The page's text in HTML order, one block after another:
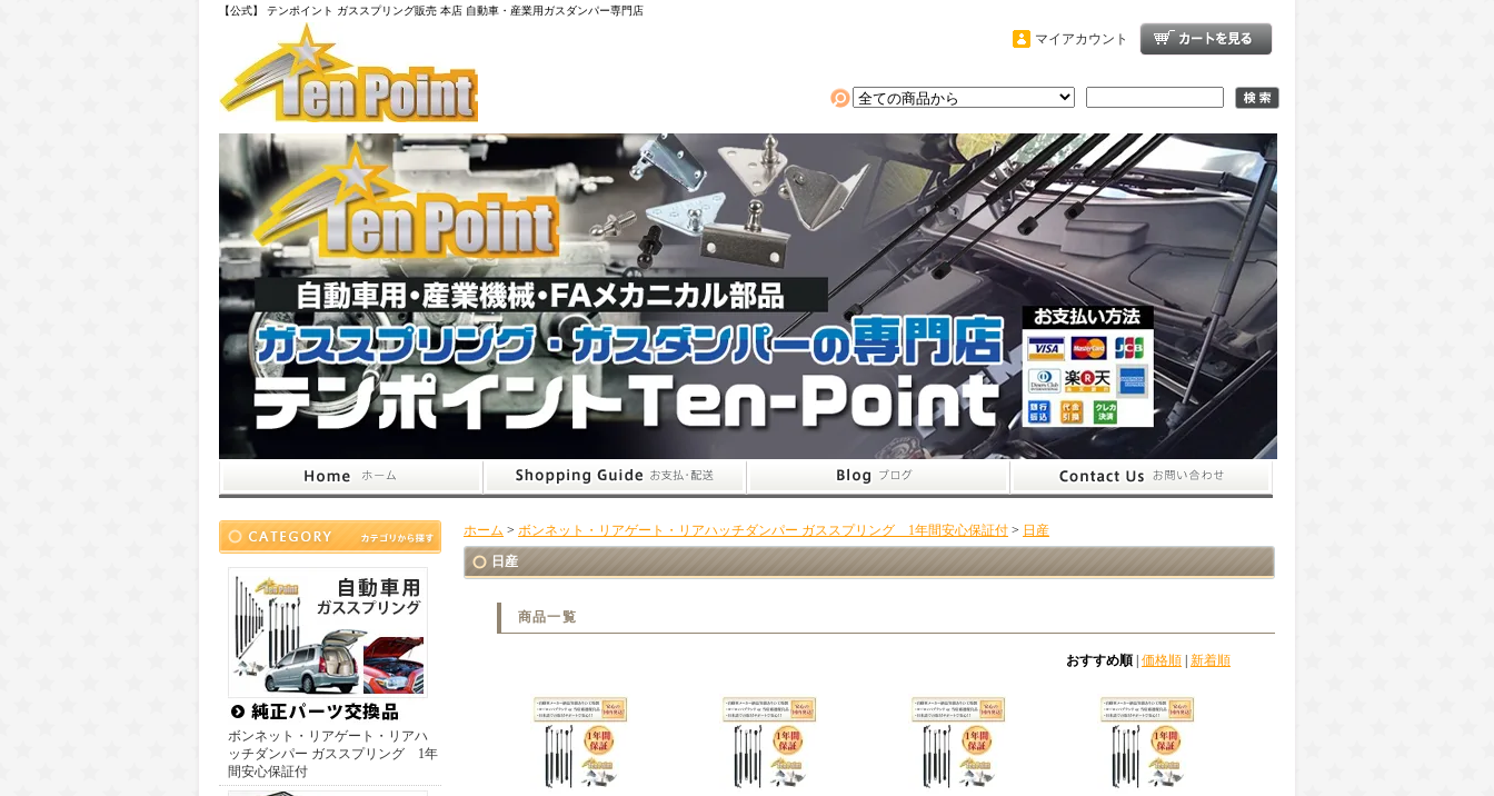
【公式】 テンポイント ガススプリング販売 本店 自動車・産業用ガスダンパー専門店
マイアカウント
ボンネット・リアゲート・リアハ
ッチダンパー ガススプリング 1年
間安心保証付
ホーム > ボンネット・リアゲート・リアハッチダンパー ガススプリング 1年間安心保証付 > 日産
日産
商品一覧
おすすめ順 価格順 新着順